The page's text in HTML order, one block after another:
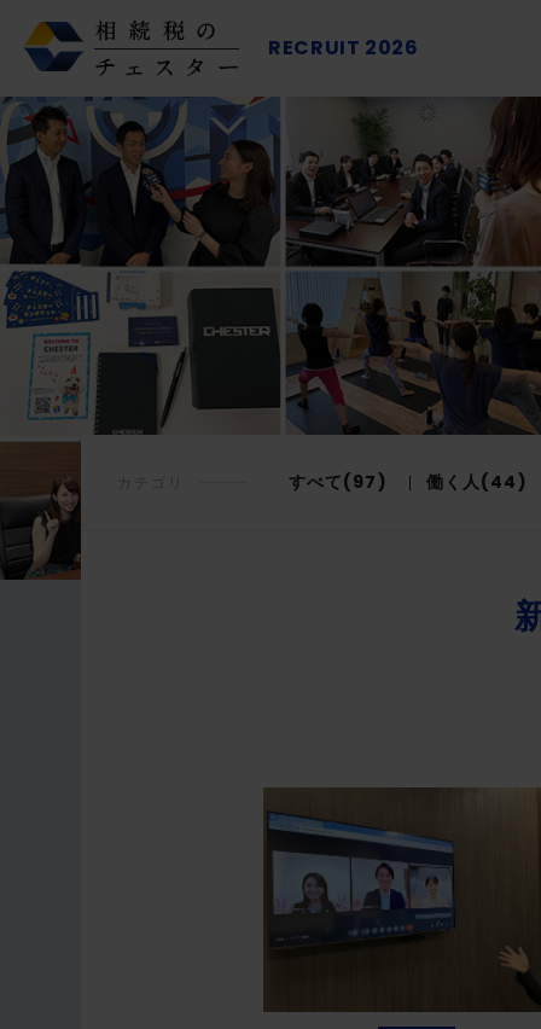
RECRUIT 2026
カテゴリ すべて(97) 働く人(44)